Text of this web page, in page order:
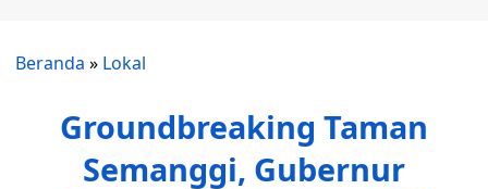
Beranda » Lokal
Groundbreaking Taman
Semanggi, Gubernur